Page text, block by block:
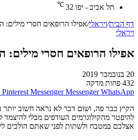
תל אביב - יפו 32
℃
דף הבית/ויראלי/אפילו הרופאים חסרי מילים: הרתיחו רק 2 מרכיבים! שתו את המשקה הזה
ויראלי
אפילו הרופאים חסרי מילים: הרתיחו רק 2 מרכיבים! שתו את המשקה הזה
20 בנובמבר 2019
432 פחות מדקה
Pinterest Messenger Messenger WhatsApp
הקיץ כבר פה, ושום דבר לא נראה חשוב יותר
להיפטר מהקילוגרמים העודפים מבלי
אצלכם במטבח ולשתות לפני שאתם הולכים